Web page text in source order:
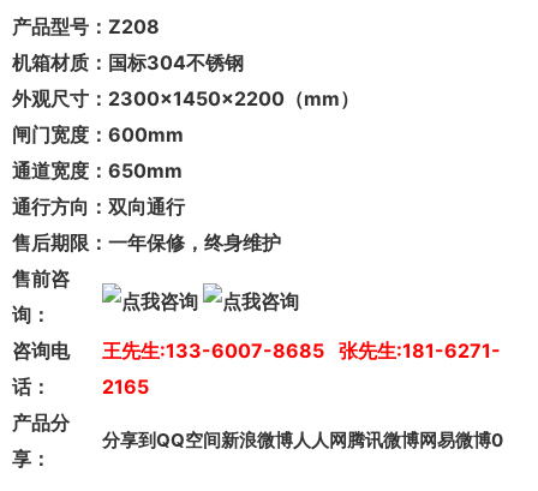
产品型号： Z208
机箱材质： 国标304不锈钢
外观尺寸： 2300×1450×2200（mm）
闸门宽度： 600mm
通道宽度： 650mm
通行方向： 双向通行
售后期限： 一年保修，终身维护
售前咨
询：
咨询电
话：
王先生:133-6007-8685 张先生:181-6271-
2165
产品分
享：
分享到QQ空间新浪微博人人网腾讯微博网易微博0